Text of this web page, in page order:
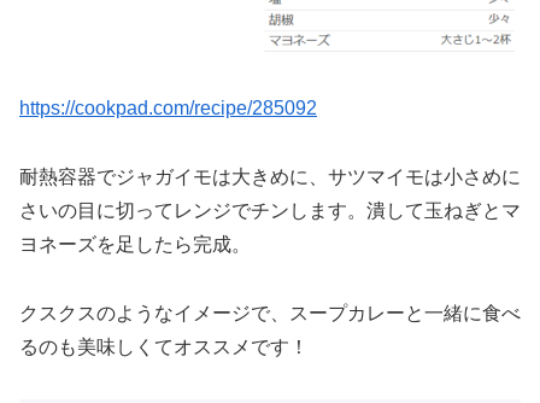
https://cookpad.com/recipe/285092
耐熱容器でジャガイモは大きめに、サツマイモは小さめに
さいの目に切ってレンジでチンします。潰して玉ねぎとマ
ヨネーズを足したら完成。
クスクスのようなイメージで、スープカレーと一緒に食べ
るのも美味しくてオススメです！